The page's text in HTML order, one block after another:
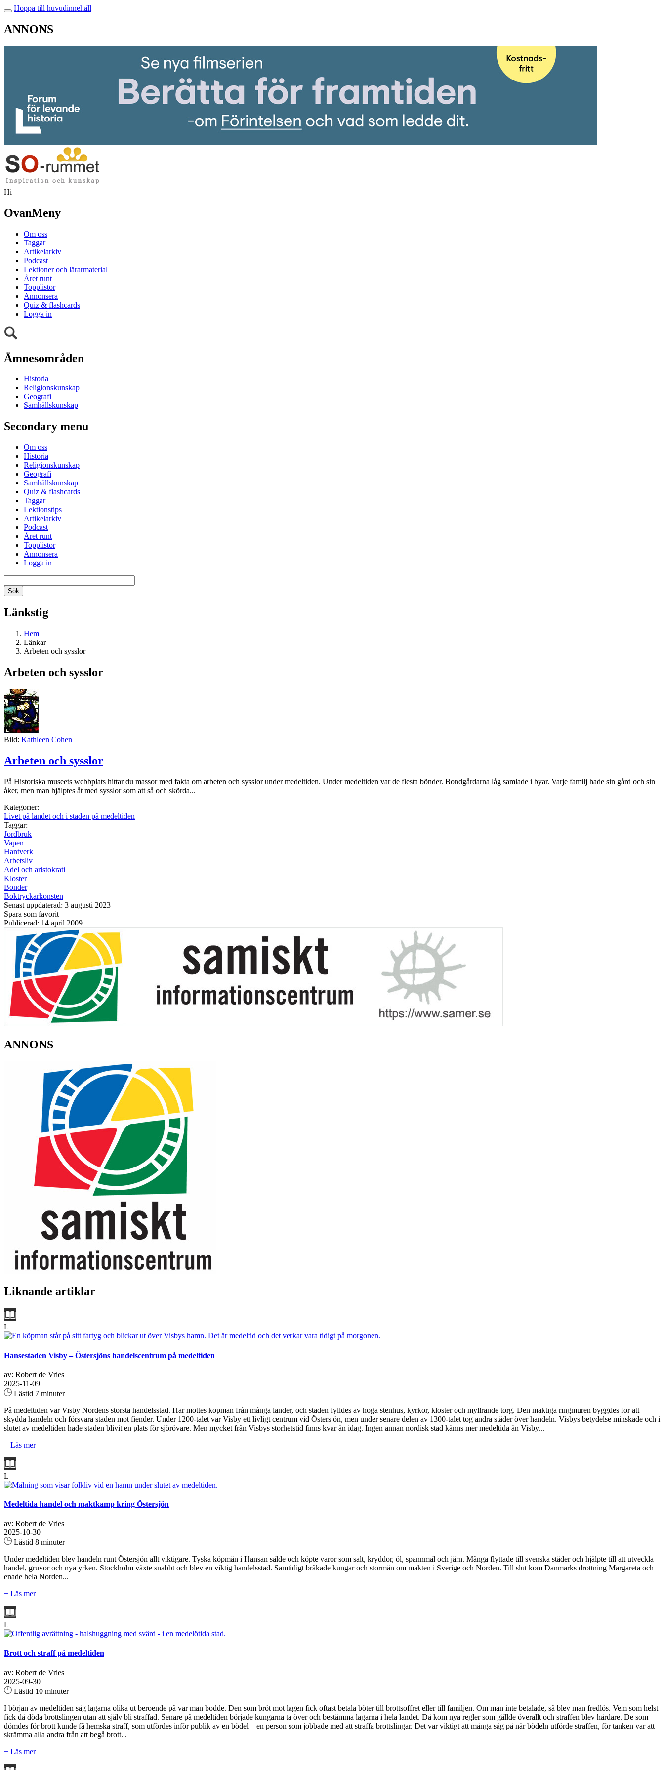
Hoppa till huvudinnehåll
ANNONS
Hi
OvanMeny
Om oss
Taggar
Artikelarkiv
Podcast
Lektioner och lärarmaterial
Året runt
Topplistor
Annonsera
Quiz & flashcards
Logga in
Ämnesområden
Historia
Religionskunskap
Geografi
Samhällskunskap
Secondary menu
Om oss
Historia
Religionskunskap
Geografi
Samhällskunskap
Quiz & flashcards
Taggar
Lektionstips
Artikelarkiv
Podcast
Året runt
Topplistor
Annonsera
Logga in
Länkstig
Hem
Länkar
Arbeten och sysslor
Arbeten och sysslor
Bild: Kathleen Cohen
Arbeten och sysslor
På Historiska museets webbplats hittar du massor med fakta om arbeten och sysslor under medeltiden. Under medeltiden var de flesta bönder. Bondgårdarna låg samlade i byar. Varje familj hade sin gård och sin
åker, men man hjälptes åt med sysslor som att så och skörda...
Kategorier:
Livet på landet och i staden på medeltiden
Taggar:
Jordbruk
Vapen
Hantverk
Arbetsliv
Adel och aristokrati
Kloster
Bönder
Boktryckarkonsten
Senast uppdaterad: 3 augusti 2023
Spara som favorit
Publicerad: 14 april 2009
ANNONS
Liknande artiklar
L
Hansestaden Visby – Östersjöns handelscentrum på medeltiden
av: Robert de Vries
2025-11-09
Lästid 7 minuter
På medeltiden var Visby Nordens största handelsstad. Här möttes köpmän från många länder, och staden fylldes av höga stenhus, kyrkor, kloster och myllrande torg. Den mäktiga ringmuren byggdes för att
skydda handeln och försvara staden mot fiender. Under 1200-talet var Visby ett livligt centrum vid Östersjön, men under senare delen av 1300-talet tog andra städer över handeln. Visbys betydelse minskade och i
slutet av medeltiden hade staden blivit en plats för sjörövare. Men mycket från Visbys storhetstid finns kvar än idag. Ingen annan nordisk stad känns mer medeltida än Visby...
+ Läs mer
L
Medeltida handel och maktkamp kring Östersjön
av: Robert de Vries
2025-10-30
Lästid 8 minuter
Under medeltiden blev handeln runt Östersjön allt viktigare. Tyska köpmän i Hansan sålde och köpte varor som salt, kryddor, öl, spannmål och järn. Många flyttade till svenska städer och hjälpte till att utveckla
handel, gruvor och nya yrken. Stockholm växte snabbt och blev en viktig handelsstad. Samtidigt bråkade kungar och stormän om makten i Sverige och Norden. Till slut kom Danmarks drottning Margareta och
enade hela Norden...
+ Läs mer
L
Brott och straff på medeltiden
av: Robert de Vries
2025-09-30
Lästid 10 minuter
I början av medeltiden såg lagarna olika ut beroende på var man bodde. Den som bröt mot lagen fick oftast betala böter till brottsoffret eller till familjen. Om man inte betalade, så blev man fredlös. Vem som helst
fick då döda brottslingen utan att själv bli straffad. Senare på medeltiden började kungarna ta över och bestämma lagarna i hela landet. Då kom nya regler som gällde överallt och straffen blev hårdare. De som
dömdes för brott kunde få hemska straff, som utfördes inför publik av en bödel – en person som jobbade med att straffa brottslingar. Det var viktigt att många såg på när bödeln utförde straffen, för tanken var att
skrämma alla andra från att begå brott...
+ Läs mer